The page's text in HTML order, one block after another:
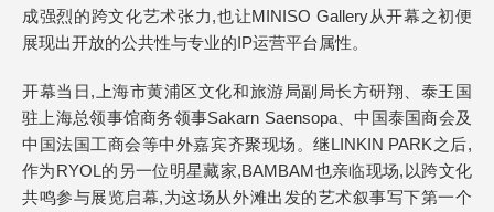
成强烈的跨文化艺术张力,也让MINISO Gallery从开幕之初便
展现出开放的公共性与专业的IP运营平台属性。
开幕当日,上海市黄浦区文化和旅游局副局长方研翔、泰王国
驻上海总领事馆商务领事Sakarn Saensopa、中国泰国商会及
中国法国工商会等中外嘉宾齐聚现场。继LINKIN PARK之后,
作为RYOL的另一位明星藏家,BAMBAM也亲临现场,以跨文化
共鸣参与展览启幕,为这场从外滩出发的艺术叙事写下第一个